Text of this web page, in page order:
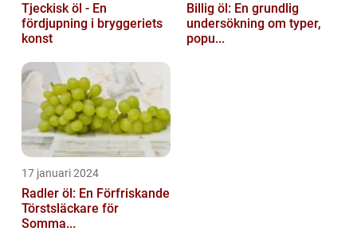
Tjeckisk öl - En
fördjupning i bryggeriets
konst
Billig öl: En grundlig
undersökning om typer,
popu...
17 januari 2024
Radler öl: En Förfriskande
Törstsläckare för
Somma...